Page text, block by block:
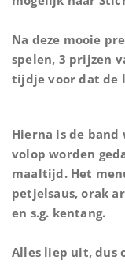
Na deze mooie
spelen, 3 prijzen
tijdje voor dat de
Hierna is de band
volop worden
maaltijd. Het
petjelsaus, orak
en s.g. kentang.
Alles liep uit, dus